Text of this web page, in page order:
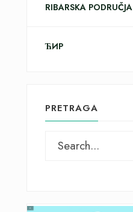
RIBARSKA PODRUČJA
ЋИР
PRETRAGA